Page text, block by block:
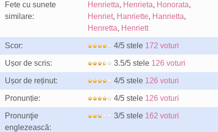
Fete cu sunete
similare:
Henrietta, Henrieta, Honorata,
Henriet, Hanriette, Hanrietta,
Henretta, Henriett
Scor: 4/5 stele 172 voturi
Ușor de scris: 3.5/5 stele 126 voturi
Ușor de reținut: 4/5 stele 126 voturi
Pronunție: 4/5 stele 126 voturi
Pronunţie
englezească:
3/5 stele 162 voturi